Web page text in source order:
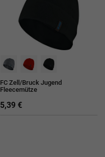
FC Zell/Bruck Jugend
Fleecemütze
5,39 €